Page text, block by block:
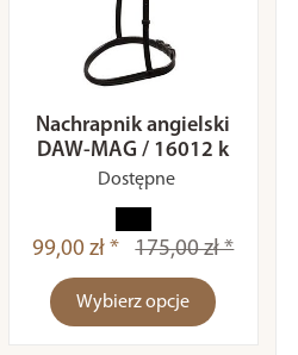
Nachrapnik angielski
DAW-MAG / 16012 k
Dostępne
99,00 zł * 175,00 zł *
Wybierz opcje